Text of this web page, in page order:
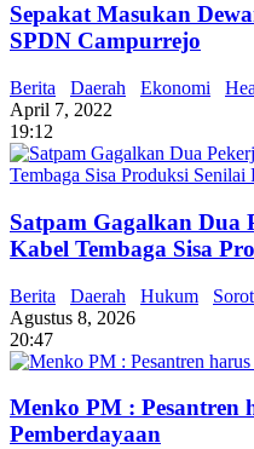
Sepakat Masukan
SPDN Campurrejo
Berita Daerah Ekonomi
April 7, 2022
19:12
Satpam Gagalkan Dua
Kabel Tembaga Sisa
Berita Daerah Hukum
Agustus 8, 2026
20:47
Menko PM : Pesantren
Pemberdayaan